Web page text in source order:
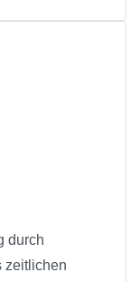
durch
zeitlichen